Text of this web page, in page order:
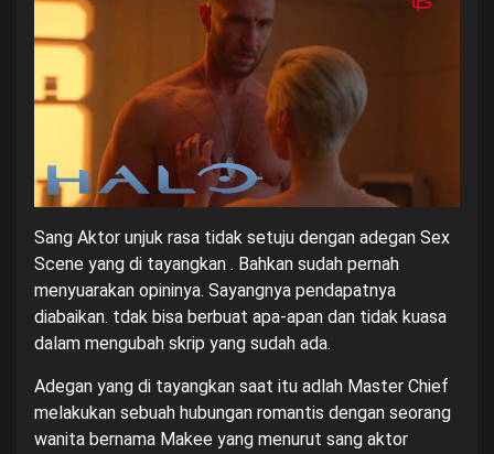
Sang Aktor unjuk rasa tidak setuju dengan adegan Sex
Scene yang di tayangkan . Bahkan sudah pernah
menyuarakan opininya. Sayangnya pendapatnya
diabaikan. tdak bisa berbuat apa-apan dan tidak kuasa
dalam mengubah skrip yang sudah ada.
Adegan yang di tayangkan saat itu adlah Master Chief
melakukan sebuah hubungan romantis dengan seorang
wanita bernama Makee yang menurut sang aktor